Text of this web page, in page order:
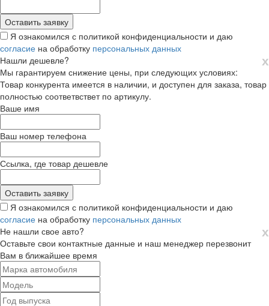
Я ознакомился с политикой конфиденциальности и даю
согласие на обработку персональных данных
х
Нашли дешевле?
Мы гарантируем снижение цены, при следующих условиях:
Товар конкурента имеется в наличии, и доступен для заказа, товар
полностью соответвствет по артикулу.
Ваше имя
Ваш номер телефона
Ссылка, где товар дешевле
Я ознакомился с политикой конфиденциальности и даю
согласие на обработку персональных данных
х
Не нашли свое авто?
Оставьте свои контактные данные и наш менеджер перезвонит
Вам в ближайшее время